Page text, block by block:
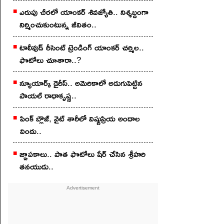
ఎరుపు చీర‌లో యాంక‌ర్ శివ‌జ్యోతి.. నిశ్శబ్దంగా
నిర్మించుకుంటున్న జీవితం..
టాలీవుడ్ రీసెంట్ ట్రెండింగ్ యాంకర్ చర్మిల..
ఫొటోలు చూశారా..?
న్యూయార్క్ డైరీస్.. అమెరికాలో అడుగుపెట్టిన
పాయల్ రాధాకృష్ణ..
పింక్ బ్లౌజ్, వైట్ శారీలో విష్ణుప్రియ అందాల
విందు..
జ్ఞాపకాలు.. పాత ఫొటోలు షేర్ చేసిన శ్రీహరి
తనయుడు..